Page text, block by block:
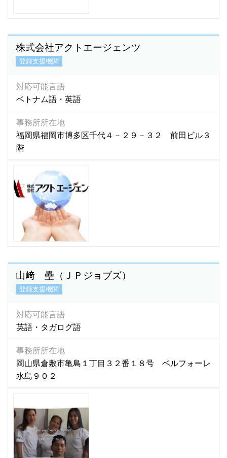
株式会社アクトエージェンツ
登録支援機関
対応可能言語
ベトナム語・英語
事務所所在地
福岡県福岡市博多区千代４－２９－３２ 前田ビル３
階
山﨑 壘（ＪＰジョブズ）
登録支援機関
対応可能言語
英語・タガログ語
事務所所在地
岡山県倉敷市亀島１丁目３２番１８号 ベルフォーレ
水島９０２